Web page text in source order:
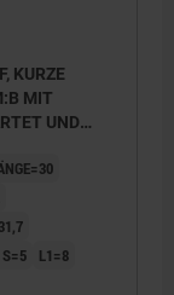
KURZE
MIT
UND
L1=8